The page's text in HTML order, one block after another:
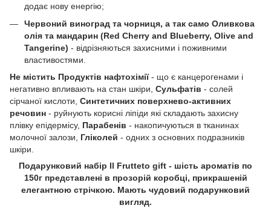
додає нову енергію;
Червоний виноград та чорниця, а так само Оливкова
олія та мандарин (Red Cherry and Blueberry, Olive and
Tangerine) - відрізняються захисними і поживними
властивостями.
Не містить Продуктів нафтохімії- що є канцерогенами і
негативно впливають на стан шкіри, Сульфатів - солей
сірчаної кислоти, Синтетичних поверхнево-активних
речовин - руйнують корисні ліпіди які складають захисну
плівку епідермісу, Парабенів - накопичуються в тканинах
молочної залози, Гліколей - одних з основних подразників
шкіри.
Подарунковий набір Il Frutteto gift - шість ароматів по
150г представлені в прозорій коробці, прикрашеній
елегантною стрічкою. Мають чудовий подарунковий
вигляд.